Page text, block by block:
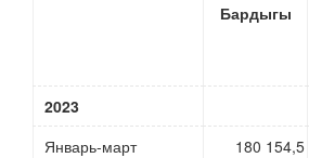
Бардыгы
2023
Январь-март
180 154,5